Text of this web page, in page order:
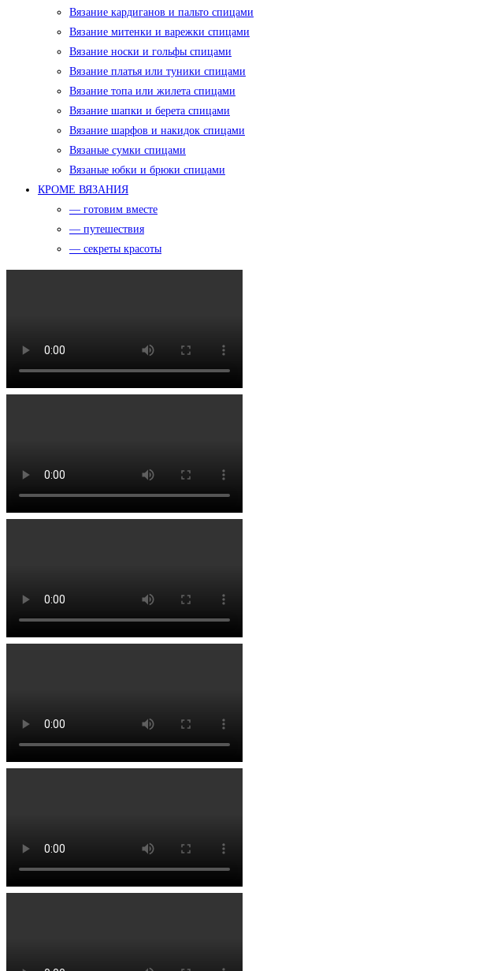
Вязание кардиганов и пальто спицами
Вязание митенки и варежки спицами
Вязание носки и гольфы спицами
Вязание платья или туники спицами
Вязание топа или жилета спицами
Вязание шапки и берета спицами
Вязание шарфов и накидок спицами
Вязаные сумки спицами
Вязаные юбки и брюки спицами
КРОМЕ ВЯЗАНИЯ
— готовим вместе
— путешествия
— секреты красоты